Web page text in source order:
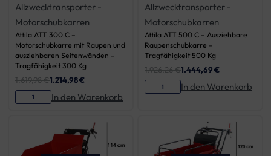
Allzwecktransporter -
Motorschubkarren
Attila ATT 300 C –
Motorschubkarre mit Raupen und
ausziehbaren Seitenwänden –
Tragfähigkeit 300 Kg
1.619,98€1.214,98€
In den Warenkorb
Allzwecktransporter -
Motorschubkarren
Attila ATT 500 C – Ausziehbare
Raupenschubkarre –
Tragfähigkeit 500 Kg
1.926,26€1.444,69€
In den Warenkorb